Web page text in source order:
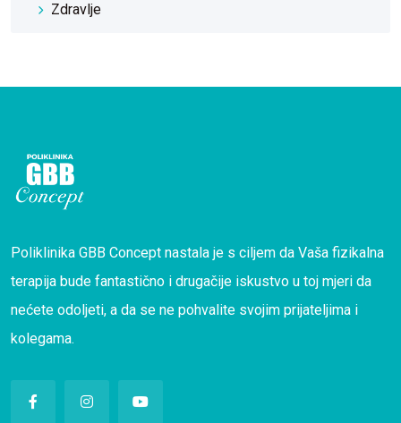
Zdravlje
Poliklinika GBB Concept nastala je s ciljem da Vaša fizikalna
terapija bude fantastično i drugačije iskustvo u toj mjeri da
nećete odoljeti, a da se ne pohvalite svojim prijateljima i
kolegama.